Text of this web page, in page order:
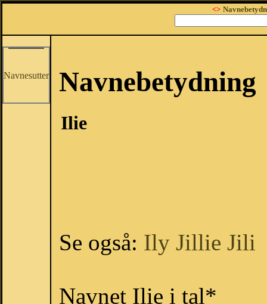
<>
Navnesutter Navnebetydning
Ilie
Se også: Ily Jillie Jili
Navnet Ilie i tal*